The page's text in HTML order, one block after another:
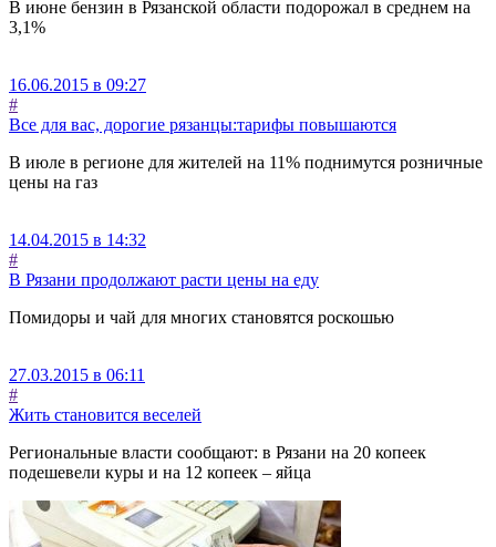
В июне бензин в Рязанской области подорожал в среднем на
3,1%
16.06.2015 в 09:27
#
Все для вас, дорогие рязанцы:тарифы повышаются
В июле в регионе для жителей на 11% поднимутся розничные
цены на газ
14.04.2015 в 14:32
#
В Рязани продолжают расти цены на еду
Помидоры и чай для многих становятся роскошью
27.03.2015 в 06:11
#
Жить становится веселей
Региональные власти сообщают: в Рязани на 20 копеек
подешевели куры и на 12 копеек – яйца